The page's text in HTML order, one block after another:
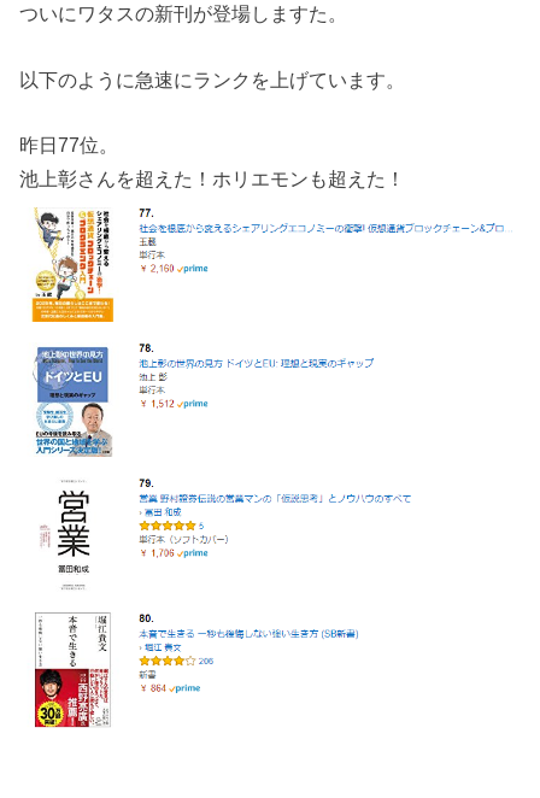
ついにワタスの新刊が登場しますた。
以下のように急速にランクを上げています。
昨日77位。
池上彰さんを超えた！ホリエモンも超えた！